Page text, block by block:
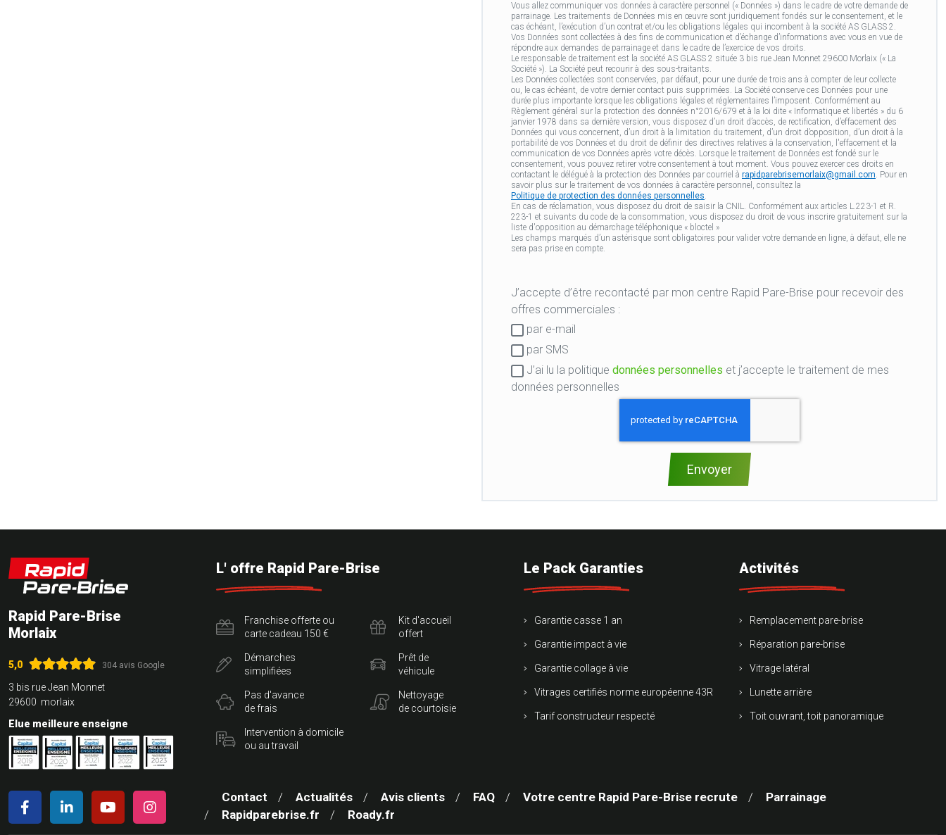
Vous allez communiquer vos données à caractère personnel (« Données ») dans le cadre de votre demande de
parrainage. Les traitements de Données mis en œuvre sont juridiquement fondés sur le consentement, et le
cas échéant, l’exécution d’un contrat et/ou les obligations légales qui incombent à la société AS GLASS 2.
Vos Données sont collectées à des fins de communication et d’échange d’informations avec vous en vue de
répondre aux demandes de parrainage et dans le cadre de l’exercice de vos droits.
Le responsable de traitement est la société AS GLASS 2 située 3 bis rue Jean Monnet 29600 Morlaix (« La
Société »). La Société peut recourir à des sous-traitants.
Les Données collectées sont conservées, par défaut, pour une durée de trois ans à compter de leur collecte
ou, le cas échéant, de votre dernier contact puis supprimées. La Société conserve ces Données pour une
durée plus importante lorsque les obligations légales et réglementaires l’imposent. Conformément au
Règlement général sur la protection des données n°2016/679 et à la loi dite « Informatique et libertés » du 6
janvier 1978 dans sa dernière version, vous disposez d’un droit d’accès, de rectification, d’effacement des
Données qui vous concernent, d’un droit à la limitation du traitement, d’un droit d’opposition, d’un droit à la
portabilité de vos Données et du droit de définir des directives relatives à la conservation, l'effacement et la
communication de vos Données après votre décès. Lorsque le traitement de Données est fondé sur le
consentement, vous pouvez retirer votre consentement à tout moment. Vous pouvez exercer ces droits en
contactant le délégué à la protection des Données par courriel à rapidparebrisemorlaix@gmail.com. Pour en
savoir plus sur le traitement de vos données à caractère personnel, consultez la
Politique de protection des données personnelles.
En cas de réclamation, vous disposez du droit de saisir la CNIL. Conformément aux articles L.223-1 et R.
223-1 et suivants du code de la consommation, vous disposez du droit de vous inscrire gratuitement sur la
liste d'opposition au démarchage téléphonique « bloctel »
Les champs marqués d’un astérisque sont obligatoires pour valider votre demande en ligne, à défaut, elle ne
sera pas prise en compte.
Consentement
RGPD
J’accepte d’être recontacté par mon centre Rapid Pare-Brise pour recevoir des
offres commerciales :
par e-mail
par SMS
J’ai lu la politique données personnelles et j’accepte le traitement de mes
données personnelles
Envoyer
Rapid Pare-Brise
Morlaix
5,0 304 avis Google
3 bis rue Jean Monnet
29600 morlaix
Elue meilleure enseigne
L' offre Rapid Pare-Brise
Franchise offerte ou
carte cadeau 150 €
Démarches
simplifiées
Pas d'avance
de frais
Intervention à domicile
ou au travail
Kit d'accueil
offert
Prêt de
véhicule
Nettoyage
de courtoisie
Le Pack Garanties
Garantie casse 1 an
Garantie impact à vie
Garantie collage à vie
Vitrages certifiés norme européenne 43R
Tarif constructeur respecté
Activités
Remplacement pare-brise
Réparation pare-brise
Vitrage latéral
Lunette arrière
Toit ouvrant, toit panoramique
Contact Actualités Avis clients FAQ Votre centre Rapid Pare-Brise recrute
Parrainage
Rapidparebrise.fr
Roady.fr